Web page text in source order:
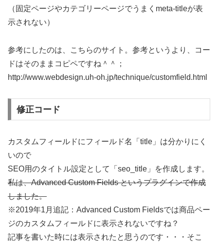
（固定ページやカテゴリーページでうまくmeta-titleが表
示されない）
参考にしたのは、こちらのサイト。参考というより、コー
ドはそのままコピペですね＾＾；
http://www.webdesign.uh-oh.jp/technique/customfield.html
修正コード
カスタムフィールドにフィールド名「title」は分かりにく
いので
SEO用のタイトル設定として「seo_title」を作成します。
私は、Advanced Custom Fields というプラグインで作成
しました。
※2019年1月追記：Advanced Custom Fieldsでは商品ペー
ジのカスタムフィールドに表示されないですね？
記事を書いた時には表示されたと思うのです・・・そこ